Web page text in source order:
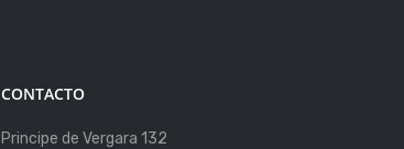
CONTACTO
Principe de Vergara 132